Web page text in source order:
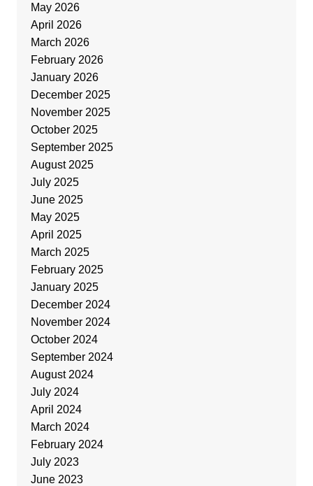
May 2026
April 2026
March 2026
February 2026
January 2026
December 2025
November 2025
October 2025
September 2025
August 2025
July 2025
June 2025
May 2025
April 2025
March 2025
February 2025
January 2025
December 2024
November 2024
October 2024
September 2024
August 2024
July 2024
April 2024
March 2024
February 2024
July 2023
June 2023